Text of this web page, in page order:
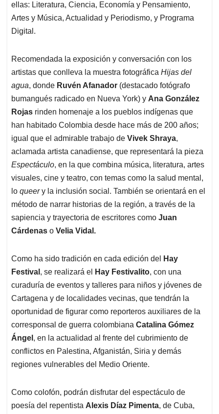
ellas: Literatura, Ciencia, Economía y Pensamiento,
Artes y Música, Actualidad y Periodismo, y Programa
Digital.
Recomendada la exposición y conversación con los
artistas que conlleva la muestra fotográfica Hijas del
agua, donde Ruvén Afanador (destacado fotógrafo
bumangués radicado en Nueva York) y Ana González
Rojas rinden homenaje a los pueblos indígenas que
han habitado Colombia desde hace más de 200 años;
igual que el admirable trabajo de Vivek Shraya,
aclamada artista canadiense, que representará la pieza
Espectáculo, en la que combina música, literatura, artes
visuales, cine y teatro, con temas como la salud mental,
lo queery la inclusión social. También se orientará en el
método de narrar historias de la región, a través de la
sapiencia y trayectoria de escritores como Juan
Cárdenas o Velia Vidal.
Como ha sido tradición en cada edición del
Hay
Festival , se realizará el Hay Festivalito, con una
curaduría de eventos y talleres para niños y jóvenes de
Cartagena y de localidades vecinas, que tendrán la
oportunidad de figurar como reporteros auxiliares de la
corresponsal de guerra colombiana Catalina Gómez
Ángel , en la actualidad al frente del cubrimiento de
conflictos en Palestina, Afganistán, Siria y demás
regiones vulnerables del Medio Oriente.
Como colofón, podrán disfrutar del espectáculo de
poesía del repentista Alexis Díaz Pimenta, de Cuba,